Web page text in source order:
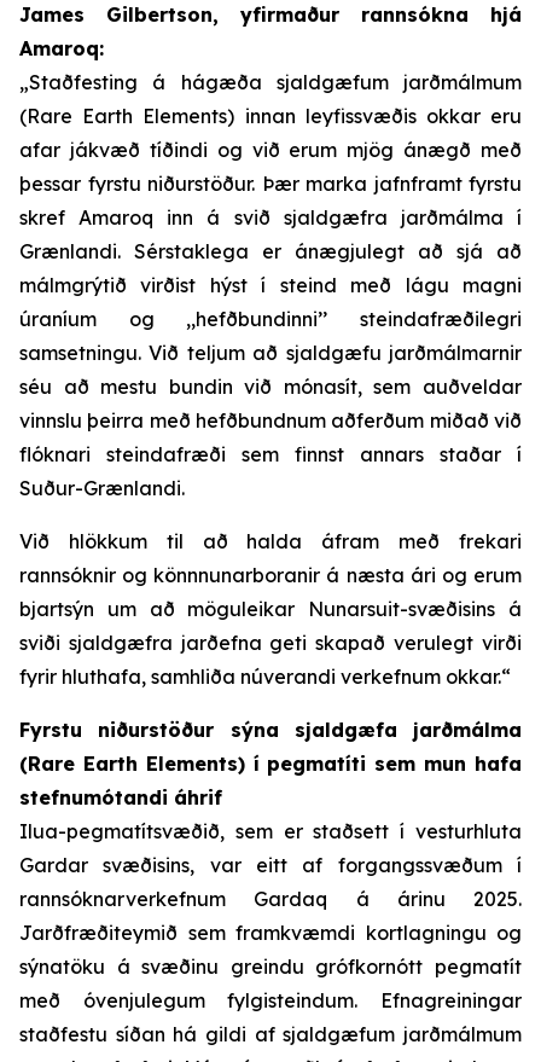
James Gilbertson, yfirmaður rannsókna hjá
Amaroq:
„Staðfesting á hágæða sjaldgæfum jarðmálmum
(Rare Earth Elements) innan leyfissvæðis okkar eru
afar jákvæð tíðindi og við erum mjög ánægð með
þessar fyrstu niðurstöður. Þær marka jafnframt fyrstu
skref Amaroq inn á svið sjaldgæfra jarðmálma í
Grænlandi. Sérstaklega er ánægjulegt að sjá að
málmgrýtið virðist hýst í steind með lágu magni
úraníum og ,,hefðbundinni’’ steindafræðilegri
samsetningu. Við teljum að sjaldgæfu jarðmálmarnir
séu að mestu bundin við mónasít, sem auðveldar
vinnslu þeirra með hefðbundnum aðferðum miðað við
flóknari steindafræði sem finnst annars staðar í
Suður-Grænlandi.
Við hlökkum til að halda áfram með frekari
rannsóknir og könnnunarboranir á næsta ári og erum
bjartsýn um að möguleikar Nunarsuit-svæðisins á
sviði sjaldgæfra jarðefna geti skapað verulegt virði
fyrir hluthafa, samhliða núverandi verkefnum okkar.“
Fyrstu niðurstöður sýna sjaldgæfa jarðmálma
(Rare Earth Elements) í pegmatíti sem mun hafa
stefnumótandi áhrif
Ilua-pegmatítsvæðið, sem er staðsett í vesturhluta
Gardar svæðisins, var eitt af forgangssvæðum í
rannsóknarverkefnum Gardaq á árinu 2025.
Jarðfræðiteymið sem framkvæmdi kortlagningu og
sýnatöku á svæðinu greindu grófkornótt pegmatít
með óvenjulegum fylgisteindum. Efnagreiningar
staðfestu síðan há gildi af sjaldgæfum jarðmálmum